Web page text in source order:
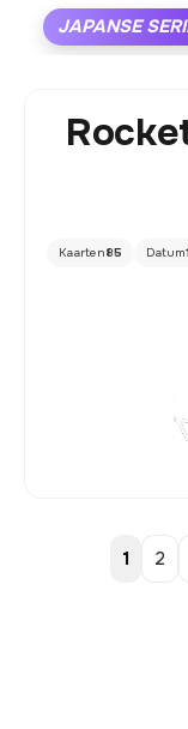
JAPANSE
Kaarten85 Datum
1 2